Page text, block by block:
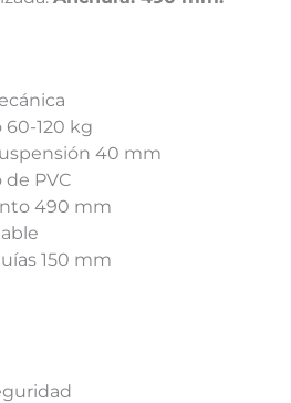
120 kg
40 mm
PVC
490 mm
150 mm